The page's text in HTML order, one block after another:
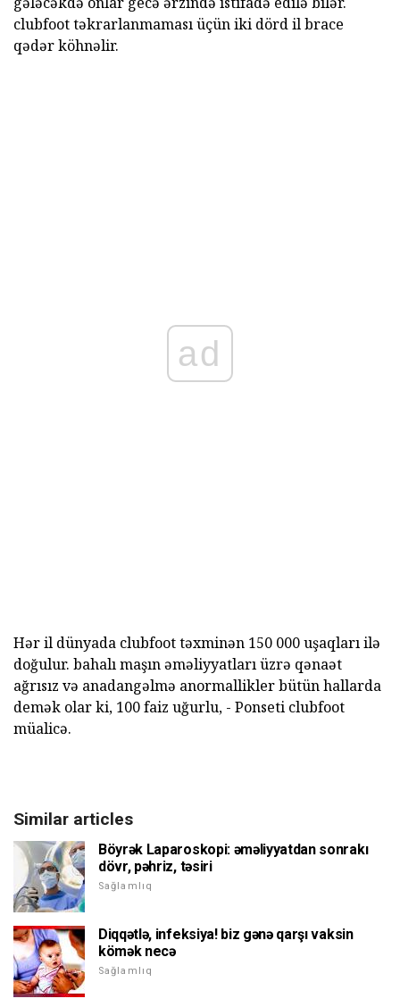
clubfoot təkrarlanmaması üçün iki dörd il brace
qədər köhnəlir.
ad
Hər il dünyada clubfoot təxminən 150 000 uşaqları ilə
doğulur. bahalı maşın əməliyyatları üzrə qənaət
ağrısız və anadangəlmə anormallikler bütün hallarda
demək olar ki, 100 faiz uğurlu, - Ponseti clubfoot
müalicə.
Similar articles
Böyrək Laparoskopi: əməliyyatdan sonrakı
dövr, pəhriz, təsiri
Sağlamlıq
Diqqətlə, infeksiya! biz gənə qarşı vaksin
kömək necə
Sağlamlıq